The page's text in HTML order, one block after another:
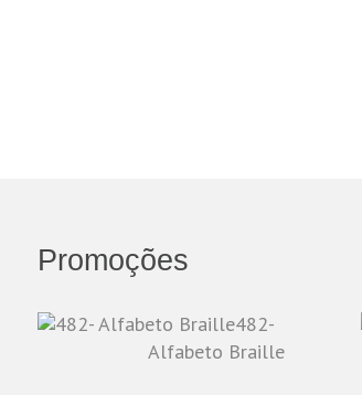
Promoções
482-
Alfabeto Braille